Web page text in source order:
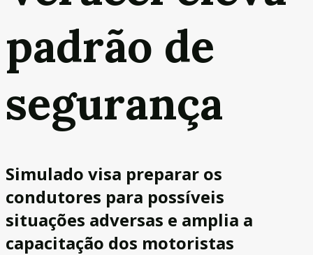
padrão de
segurança
Simulado visa preparar os
condutores para possíveis
situações adversas e amplia a
capacitação dos motoristas